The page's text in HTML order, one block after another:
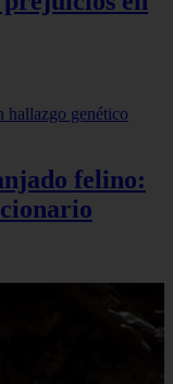
felino: